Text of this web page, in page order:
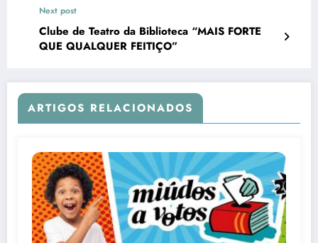
Next post
Clube de Teatro da Biblioteca “MAIS FORTE
QUE QUALQUER FEITIÇO”
ARTIGOS RELACIONADOS